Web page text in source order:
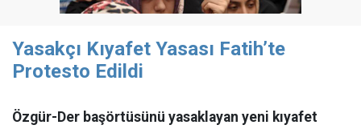
Yasakçı Kıyafet Yasası Fatih’te
Protesto Edildi
Özgür-Der başörtüsünü yasaklayan yeni kıyafet